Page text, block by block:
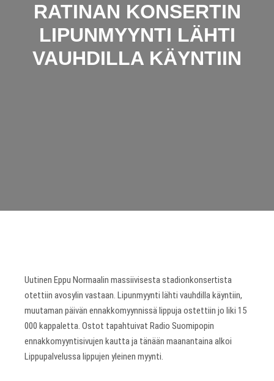
RATINAN KONSERTIN
LIPUNMYYNTI LÄHTI
VAUHDILLA KÄYNTIIN
Uutinen Eppu Normaalin massiivisesta stadionkonsertista
otettiin avosylin vastaan. Lipunmyynti lähti vauhdilla käyntiin,
muutaman päivän ennakkomyynnissä lippuja ostettiin jo liki 15
000 kappaletta. Ostot tapahtuivat Radio Suomipopin
ennakkomyyntisivujen kautta ja tänään maanantaina alkoi
Lippupalvelussa lippujen yleinen myynti.